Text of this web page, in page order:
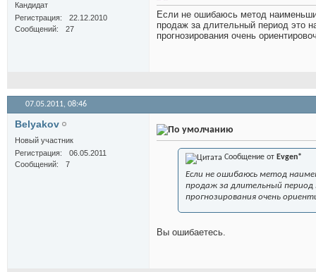
Кандидат
Регистрация
22.12.2010
Сообщений
27
Если не ошибаюсь метод
продаж за длительный период это
прогнозирования очень
07.05.2011, 08:46
Belyakov
Новый участник
Регистрация
06.05.2011
Сообщений
7
Сообщение от Evgen*
Если не ошибаюсь метод
продаж за длительный
прогнозирования очень
Вы ошибаетесь.